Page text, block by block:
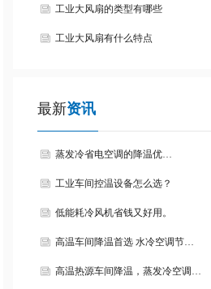
工业大风扇的类型有哪些
工业大风扇有什么特点
最新资讯
蒸发冷省电空调的降温优…
工业车间控温设备怎么选？
低能耗冷风机省钱又好用。
高温车间降温首选 水冷空调节…
高温热源车间降温，蒸发冷空调…